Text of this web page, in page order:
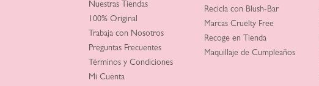
Nuestras Tiendas
100% Original
Trabaja con Nosotros
Preguntas Frecuentes
Términos y Condiciones
Mi Cuenta
Recicla con Blush-Bar
Marcas Cruelty Free
Recoge en Tienda
Maquillaje de Cumpleaños